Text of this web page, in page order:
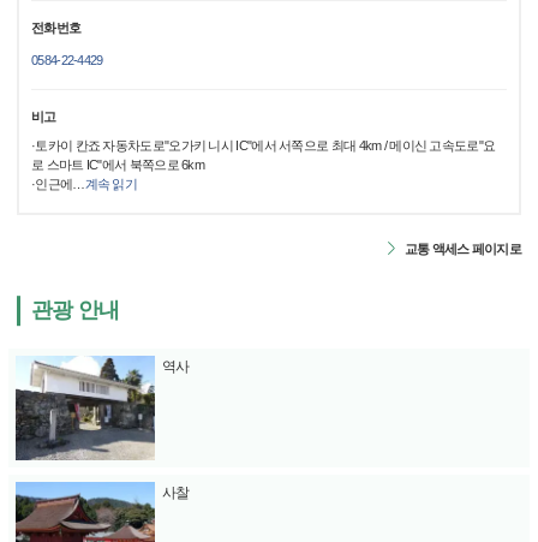
전화번호
0584-22-4429
비고
·토카이 칸죠 자동차도로"오가키 니시 IC"에서 서쪽으로 최대 4km / 메이신 고속도로"요
로 스마트 IC"에서 북쪽으로 6km
·인근에
계속 읽기
교통 액세스 페이지로
관광 안내
역사
사찰